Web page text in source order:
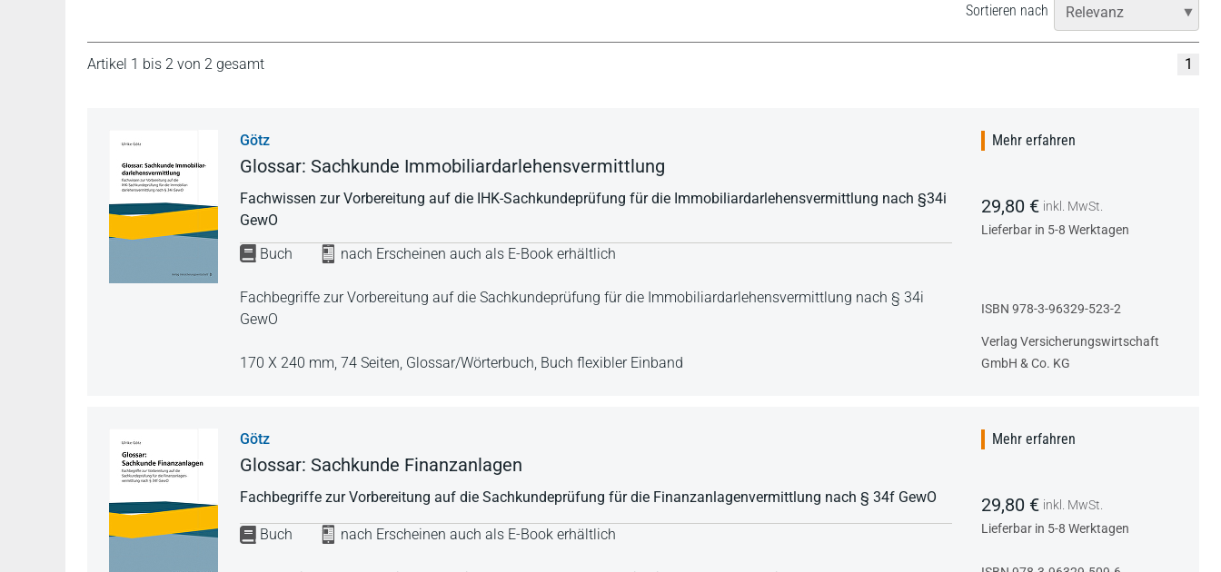
Sortieren nach
Artikel 1 bis 2 von 2 gesamt 1
Götz
Glossar: Sachkunde Immobiliardarlehensvermittlung
Fachwissen zur Vorbereitung auf die IHK-Sachkundeprüfung für die Immobiliardarlehensvermittlung nach §34i
GewO
Buch
nach Erscheinen auch als E-Book erhältlich
Fachbegriffe zur Vorbereitung auf die Sachkundeprüfung für die Immobiliardarlehensvermittlung nach § 34i
GewO
170 X 240 mm, 74 Seiten, Glossar/Wörterbuch, Buch flexibler Einband
Mehr erfahren
29,80 € inkl. MwSt.
Lieferbar in 5-8 Werktagen
ISBN 978-3-96329-523-2
Verlag Versicherungswirtschaft
GmbH & Co. KG
Götz
Glossar: Sachkunde Finanzanlagen
Fachbegriffe zur Vorbereitung auf die Sachkundeprüfung für die Finanzanlagenvermittlung nach § 34f GewO
Buch nach Erscheinen auch als E-Book erhältlich
Mehr erfahren
29,80 € inkl. MwSt.
Lieferbar in 5-8 Werktagen